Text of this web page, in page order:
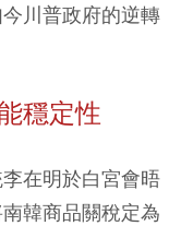
川普政府的逆轉
穩定性
在明於白宮會晤
韓商品關稅定為